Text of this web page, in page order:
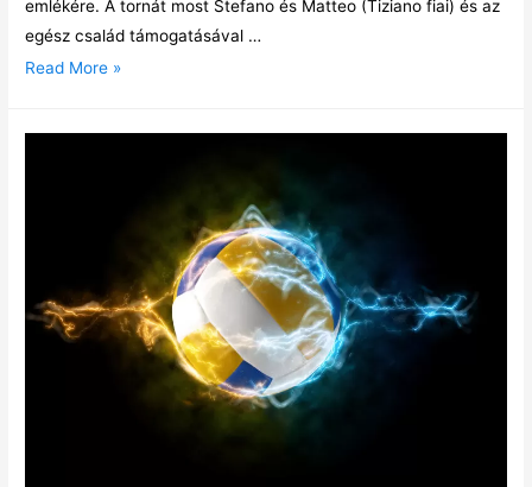
emlékére. A tornát most Stefano és Matteo (Tiziano fiai) és az
egész család támogatásával …
Read More »